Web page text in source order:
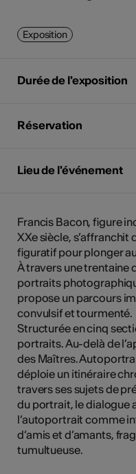
Exposition
Durée de l'exposition
Réservation
Lieu de l'événement
Francis Bacon, figure
XXe siècle,
figuratif pour plonger
À travers une trentaine
portraits
propose un parcours
convulsif et tourmenté.
Structurée en cinq
portraits. Au-delà de
des Maîtres.
déploie un itinéraire
travers ses sujets de
du portrait, le dialogue
l’autoportrait comme
d’amis et d’amants,
tumultueuse.